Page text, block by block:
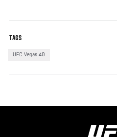
TAGS
UFC Vegas 40